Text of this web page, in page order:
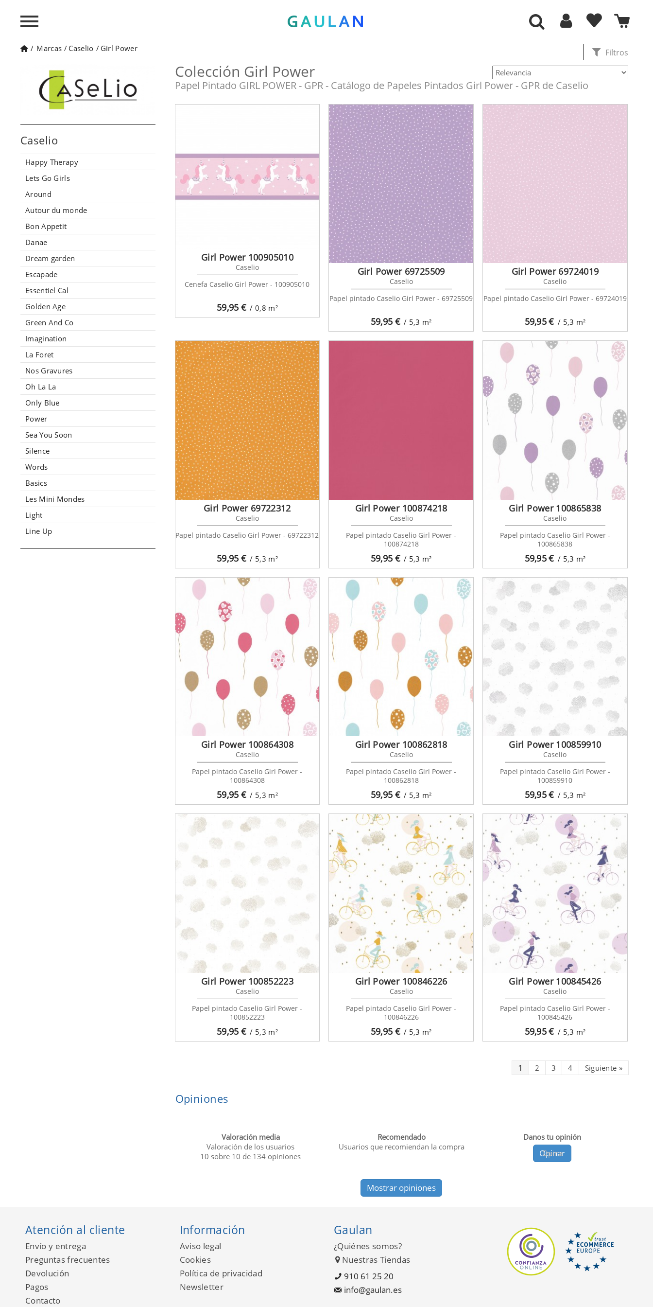
/ Marcas / Caselio / Girl Power Filtros
Colección Girl Power
Papel Pintado GIRL POWER - GPR - Catálogo de Papeles Pintados Girl Power - GPR de Caselio
Caselio
Happy Therapy
Lets Go Girls
Around
Autour du monde
Bon Appetit
Danae
Dream garden
Escapade
Essentiel Cal
Golden Age
Green And Co
Imagination
La Foret
Nos Gravures
Oh La La
Only Blue
Power
Sea You Soon
Silence
Words
Basics
Les Mini Mondes
Light
Line Up
59,95 € / 0,8 m²
Girl Power 100905010
Caselio
Cenefa Caselio Girl Power - 100905010
59,95 € / 5,3 m²
Girl Power 69725509
Caselio
Papel pintado Caselio Girl Power - 69725509
59,95€ / 5,3 m²
Girl Power 69724019
Caselio
Papel pintado Caselio Girl Power - 69724019
59,95 € / 5,3 m²
Girl Power 69722312
Caselio
Papel pintado Caselio Girl Power - 69722312
59,95 € / 5,3 m²
Girl Power 100874218
Caselio
Papel pintado Caselio Girl Power -
100874218
59,95€ / 5,3 m²
Girl Power 100865838
Caselio
Papel pintado Caselio Girl Power -
100865838
59,95 € / 5,3 m²
Girl Power 100864308
Caselio
Papel pintado Caselio Girl Power -
100864308
59,95 € / 5,3 m²
Girl Power 100862818
Caselio
Papel pintado Caselio Girl Power -
100862818
59,95€ / 5,3 m²
Girl Power 100859910
Caselio
Papel pintado Caselio Girl Power -
100859910
59,95 € / 5,3 m²
Girl Power 100852223
Caselio
Papel pintado Caselio Girl Power -
100852223
59,95 € / 5,3 m²
Girl Power 100846226
Caselio
Papel pintado Caselio Girl Power -
100846226
59,95€ / 5,3 m²
Girl Power 100845426
Caselio
Papel pintado Caselio Girl Power -
100845426
1 2 3 4 Siguiente »
Opiniones
Valoración media
Valoración de los usuarios
10 sobre 10 de 134 opiniones
Recomendado
Usuarios que recomiendan la compra
Opina
Danos tu opinión
Opinar
Mostrar opiniones
Atención al cliente
Envío y entrega
Preguntas frecuentes
Devolución
Pagos
Contacto
Información
Aviso legal
Cookies
Política de privacidad
Newsletter
Gaulan
¿Quiénes somos?
Nuestras Tiendas
910 61 25 20
info@gaulan.es